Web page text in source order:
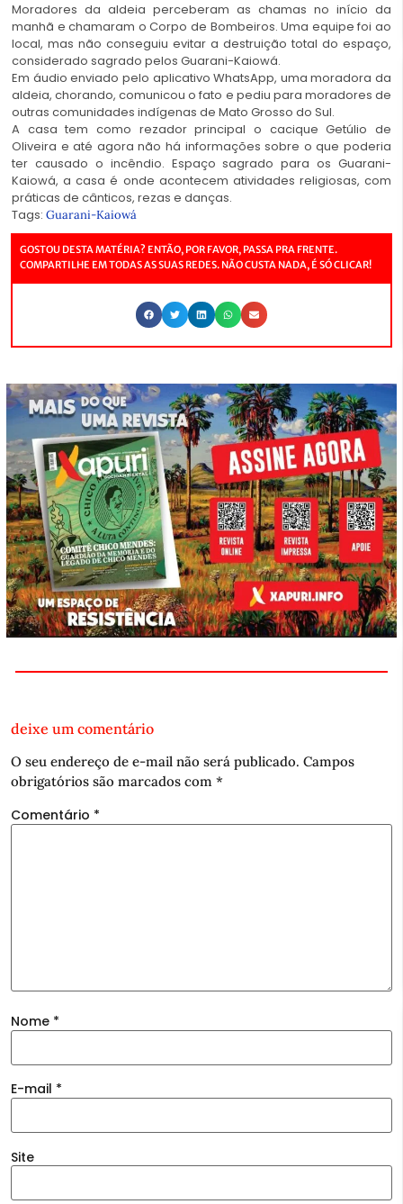
Moradores da aldeia perceberam as chamas no início da
manhã e chamaram o Corpo de Bombeiros. Uma equipe foi ao
local, mas não conseguiu evitar a destruição total do espaço,
considerado sagrado pelos Guarani-Kaiowá.
Em áudio enviado pelo aplicativo WhatsApp, uma moradora da
aldeia, chorando, comunicou o fato e pediu para moradores de
outras comunidades indígenas de Mato Grosso do Sul.
A casa tem como rezador principal o cacique Getúlio de
Oliveira e até agora não há informações sobre o que poderia
ter causado o incêndio. Espaço sagrado para os Guarani-
Kaiowá, a casa é onde acontecem atividades religiosas, com
práticas de cânticos, rezas e danças.
Tags: Guarani-Kaiowá
GOSTOU DESTA MATÉRIA? ENTÃO, POR FAVOR, PASSA PRA FRENTE.
COMPARTILHE EM TODAS AS SUAS REDES. NÃO CUSTA NADA, É SÓ CLICAR!
deixe um comentário
O seu endereço de e-mail não será publicado. Campos
obrigatórios são marcados com *
Comentário *
Nome *
E-mail *
Site